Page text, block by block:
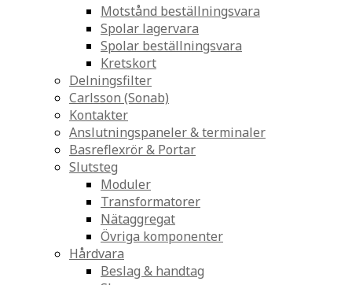
Motstånd beställningsvara
Spolar lagervara
Spolar beställningsvara
Kretskort
Delningsfilter
Carlsson (Sonab)
Kontakter
Anslutningspaneler & terminaler
Basreflexrör & Portar
Slutsteg
Moduler
Transformatorer
Nätaggregat
Övriga komponenter
Hårdvara
Beslag & handtag